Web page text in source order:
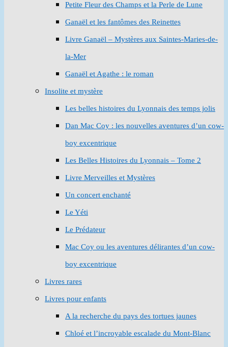
Petite Fleur des Champs et la Perle de Lune
Ganaël et les fantômes des Reinettes
Livre Ganaël – Mystères aux Saintes-Maries-de-
la-Mer
Ganaël et Agathe : le roman
Insolite et mystère
Les belles histoires du Lyonnais des temps jolis
Dan Mac Coy : les nouvelles aventures d’un cow-
boy excentrique
Les Belles Histoires du Lyonnais – Tome 2
Livre Merveilles et Mystères
Un concert enchanté
Le Yéti
Le Prédateur
Mac Coy ou les aventures délirantes d’un cow-
boy excentrique
Livres rares
Livres pour enfants
A la recherche du pays des tortues jaunes
Chloé et l’incroyable escalade du Mont-Blanc